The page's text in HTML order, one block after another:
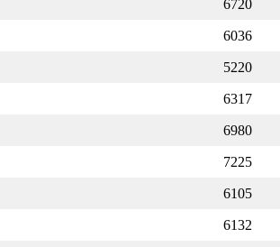
6720
6036
5220
6317
6980
7225
6105
6132